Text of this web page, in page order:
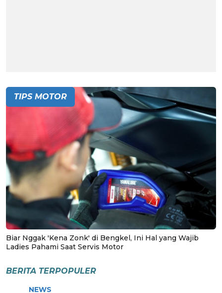
TIPS MOTOR
Biar Nggak 'Kena Zonk' di Bengkel, Ini Hal yang Wajib
Ladies Pahami Saat Servis Motor
BERITA TERPOPULER
NEWS